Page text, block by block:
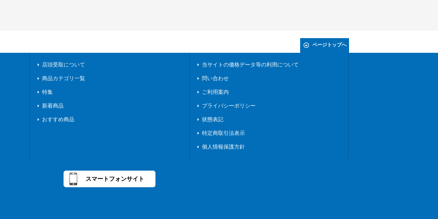
ページトップへ
店頭受取について
商品カテゴリ一覧
特集
新着商品
おすすめ商品
当サイトの価格データ等の利用について
問い合わせ
ご利用案内
プライバシーポリシー
状態表記
特定商取引法表示
個人情報保護方針
スマートフォンサイト